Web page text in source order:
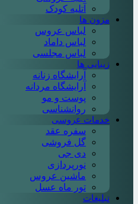
آتلیه کودک
مزون ها
لباس عروس
لباس داماد
لباس مجلسی
زیبایی ها
آرایشگاه زنانه
آرایشگاه مردانه
پوست و مو
روانشناسی
خدمات عروسی
سفره عقد
گل فروشی
دی جی
نورپردازی
ماشین عروس
تور ماه عسل
تبلیغات